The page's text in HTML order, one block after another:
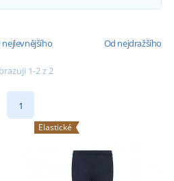
nejlevnějšího Od nejdražšího
1-2 z 2
1
Elastické